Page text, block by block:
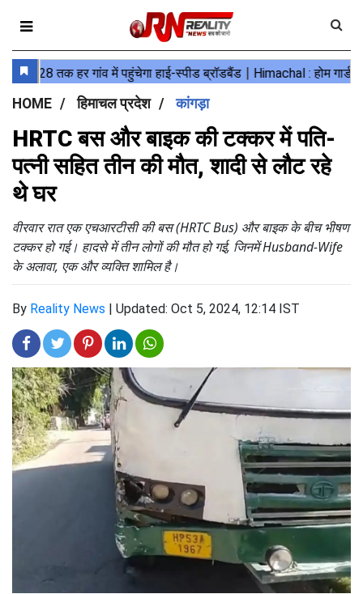
HOME हिमाचल प्रदेश कांगड़ा
HRTC बस और बाइक की टक्कर में पति-
पत्नी सहित तीन की मौत, शादी से लौट रहे
थे घर
वीरवार रात एक एचआरटीसी की बस (HRTC Bus) और बाइक के बीच भीषण
टक्कर हो गई। हादसे में तीन लोगों की मौत हो गई, जिनमें Husband-Wife
के अलावा, एक और व्यक्ति शामिल है।
By Reality News | Updated: Oct 5, 2024, 12:14 IST